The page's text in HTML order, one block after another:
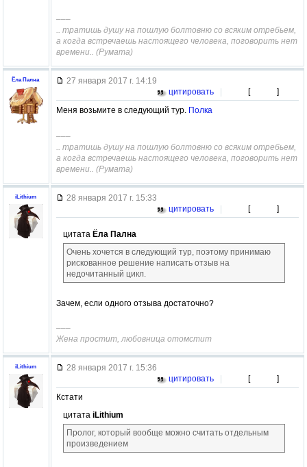
–––
.. тратишь душу на пошлую болтовню со всяким отребьем,
а когда встречаешь настоящего человека, поговорить нет
времени.. (Румата)
Ёла Пална
27 января 2017 г. 14:19
цитировать
| [
]
Меня возьмите в следующий тур. Полка
–––
.. тратишь душу на пошлую болтовню со всяким отребьем,
а когда встречаешь настоящего человека, поговорить нет
времени.. (Румата)
iLithium
28 января 2017 г. 15:33
цитировать
| [ ]
цитата Ёла Пална
Очень хочется в следующий тур, поэтому принимаю
рискованное решение написать отзыв на
недочитанный цикл.
Зачем, если одного отзыва достаточно?
–––
Жена простит, любовница отомстит
iLithium
28 января 2017 г. 15:36
цитировать
| [
]
Кстати
цитата iLithium
Пролог, который вообще можно считать отдельным
произведением